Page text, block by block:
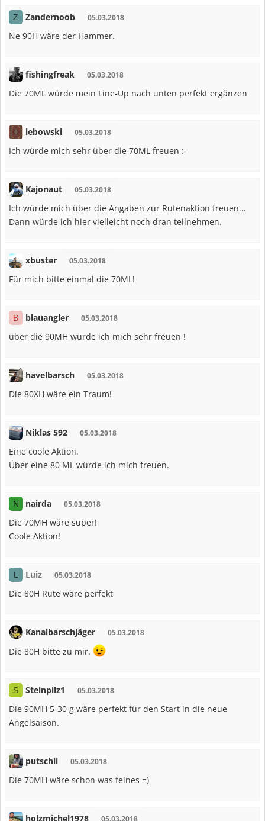
Z Zandernoob 05.03.2018
Ne 90H wäre der Hammer.
fishingfreak 05.03.2018
Die 70ML würde mein Line-Up nach unten perfekt ergänzen
lebowski 05.03.2018
Ich würde mich sehr über die 70ML freuen :-
Kajonaut 05.03.2018
Ich würde mich über die Angaben zur Rutenaktion freuen...
Dann würde ich hier vielleicht noch dran teilnehmen.
xbuster 05.03.2018
Für mich bitte einmal die 70ML!
B blauangler 05.03.2018
über die 90MH würde ich mich sehr freuen !
havelbarsch 05.03.2018
Die 80XH wäre ein Traum!
Niklas 592 05.03.2018
Eine coole Aktion.
Über eine 80 ML würde ich mich freuen.
N nairda 05.03.2018
Die 70MH wäre super!
Coole Aktion!
L Luiz 05.03.2018
Die 80H Rute wäre perfekt
Kanalbarschjäger 05.03.2018
Die 80H bitte zu mir.
S Steinpilz1 05.03.2018
Die 90MH 5-30 g wäre perfekt für den Start in die neue
Angelsaison.
putschii 05.03.2018
Die 70MH wäre schon was feines =)
holzmichel1978 05.03.2018